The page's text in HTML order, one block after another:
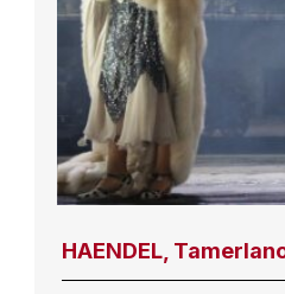
HAENDEL,